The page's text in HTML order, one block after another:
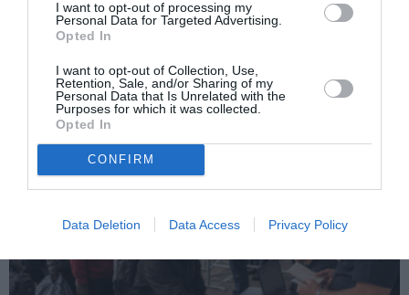
I want to opt-out of processing my
Personal Data for Targeted Advertising.
Opted In
I want to opt-out of Collection, Use,
Retention, Sale, and/or Sharing of my
Personal Data that Is Unrelated with the
Purposes for which it was collected.
Opted In
CONFIRM
Data Deletion Data Access Privacy Policy
sedicenne pachistana tenta il suicidio
TI POTREBBERO INTERESSARE
ANCHE: